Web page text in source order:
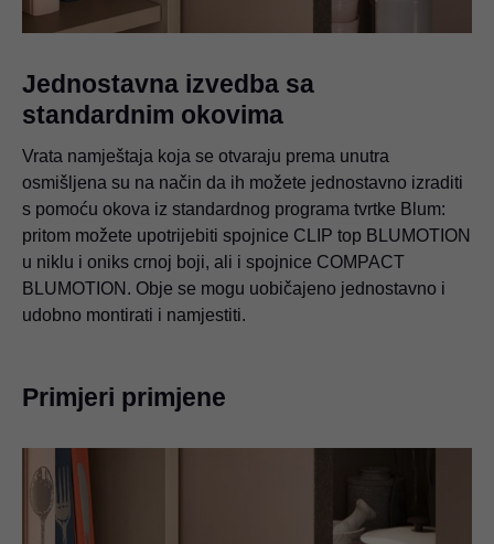
Jednostavna izvedba sa
standardnim okovima
Vrata namještaja koja se otvaraju prema unutra
osmišljena su na način da ih možete jednostavno izraditi
s pomoću okova iz standardnog programa tvrtke Blum:
pritom možete upotrijebiti spojnice CLIP top BLUMOTION
u niklu i oniks crnoj boji, ali i spojnice COMPACT
BLUMOTION. Obje se mogu uobičajeno jednostavno i
udobno montirati i namjestiti.
Primjeri primjene